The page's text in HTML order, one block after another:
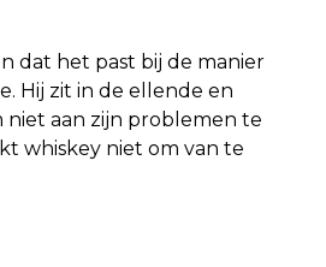
dat het past bij de manier
Hij zit in de ellende en
aan zijn problemen te
whiskey niet om van te